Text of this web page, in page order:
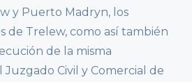
y Puerto Madryn, los
de Trelew, como así también
de la misma
Civil y Comercial de